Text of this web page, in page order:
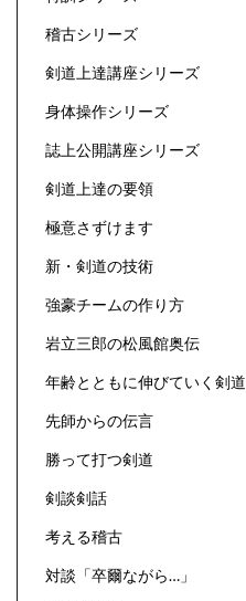
稽古シリーズ
剣道上達講座シリーズ
身体操作シリーズ
誌上公開講座シリーズ
剣道上達の要領
極意さずけます
新・剣道の技術
強豪チームの作り方
岩立三郎の松風館奥伝
年齢とともに伸びていく剣道
先師からの伝言
勝って打つ剣道
剣談剣話
考える稽古
対談「卒爾ながら…」